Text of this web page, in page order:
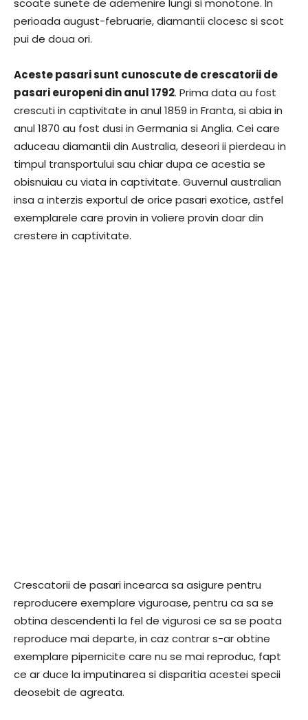
perioada august-februarie, diamantii clocesc si scot
pui de doua ori.
Aceste pasari sunt cunoscute de crescatorii de
pasari europeni din anul 1792. Prima data au fost
crescuti in captivitate in anul 1859 in Franta, si abia in
anul 1870 au fost dusi in Germania si Anglia. Cei care
aduceau diamantii din Australia, deseori ii pierdeau in
timpul transportului sau chiar dupa ce acestia se
obisnuiau cu viata in captivitate. Guvernul australian
insa a interzis exportul de orice pasari exotice, astfel
exemplarele care provin in voliere provin doar din
crestere in captivitate.
Crescatorii de pasari incearca sa asigure pentru
reproducere exemplare viguroase, pentru ca sa se
obtina descendenti la fel de vigurosi ce sa se poata
reproduce mai departe, in caz contrar s-ar obtine
exemplare pipernicite care nu se mai reproduc, fapt
ce ar duce la imputinarea si disparitia acestei specii
deosebit de agreata.